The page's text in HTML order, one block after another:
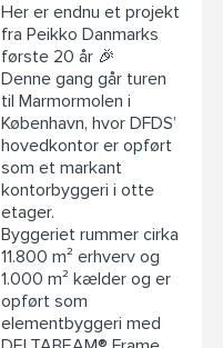
Her er endnu et projekt
fra Peikko Danmarks
første 20 år 🎉
Denne gang går turen
til Marmormolen i
København, hvor DFDS’
hovedkontor er opført
som et markant
kontorbyggeri i otte
etager.
Byggeriet rummer cirka
11.800 m² erhverv og
1.000 m² kælder og er
opført som
elementbyggeri med